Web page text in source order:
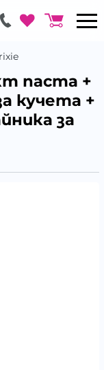
паста +
кучета +
за